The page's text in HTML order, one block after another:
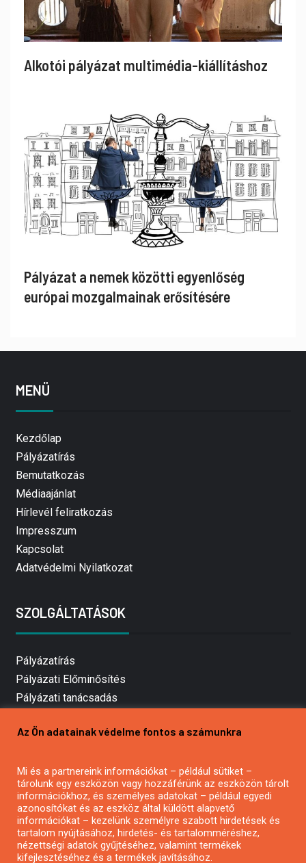
Alkotói pályázat multimédia-kiállításhoz
Pályázat a nemek közötti egyenlőség
európai mozgalmainak erősítésére
MENÜ
Kezdőlap
Pályázatírás
Bemutatkozás
Médiaajánlat
Hírlevél feliratkozás
Impresszum
Kapcsolat
Adatvédelmi Nyilatkozat
SZOLGÁLTATÁSOK
Pályázatírás
Pályázati Előminősítés
Pályázati tanácsadás
Mezőgazdasági pályázatírás
Pályázatírás civil szervezeteknek
Pályázatírás önkormányzatoknak
Pályázatfigyelés
Specifikus pályázatfigyelés vagy hírlevél
Az Ön adatainak védelme fontos a számunkra
Mi és a partnereink információkat – például sütiket –
tárolunk egy eszközön vagy hozzáférünk az eszközön tárolt
információkhoz, és személyes adatokat – például egyedi
azonosítókat és az eszköz által küldött alapvető
információkat – kezelünk személyre szabott hirdetések és
tartalom nyújtásához, hirdetés- és tartalomméréshez,
nézettségi adatok gyűjtéséhez, valamint termékek
kifejlesztéséhez és a termékek javításához.